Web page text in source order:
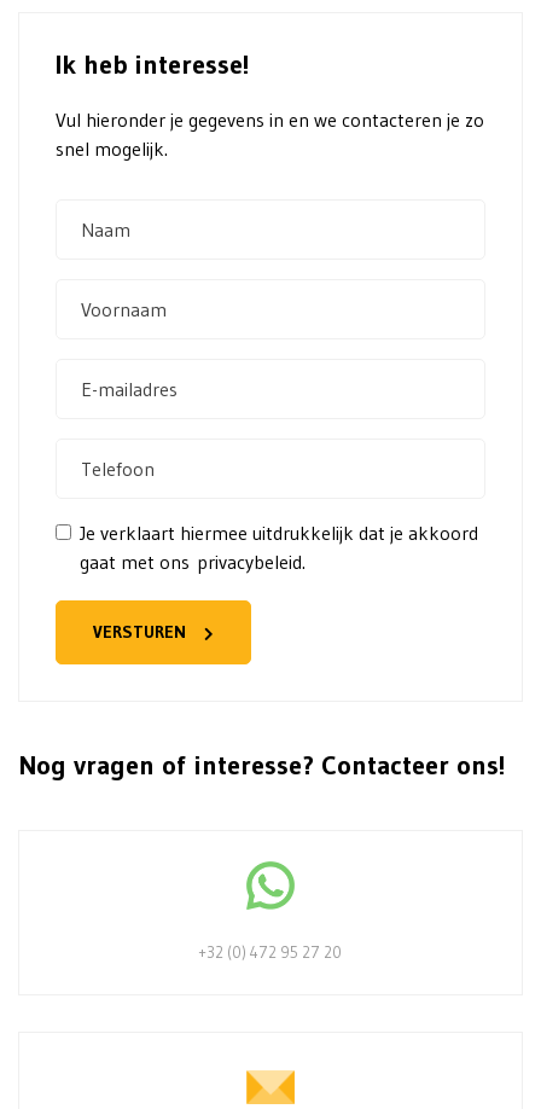
Ik heb interesse!
Vul hieronder je gegevens in en we contacteren je zo
snel mogelijk.
Je verklaart hiermee uitdrukkelijk dat je akkoord
gaat met ons privacybeleid.
VERSTUREN
Nog vragen of interesse? Contacteer ons!
+32 (0) 472 95 27 20